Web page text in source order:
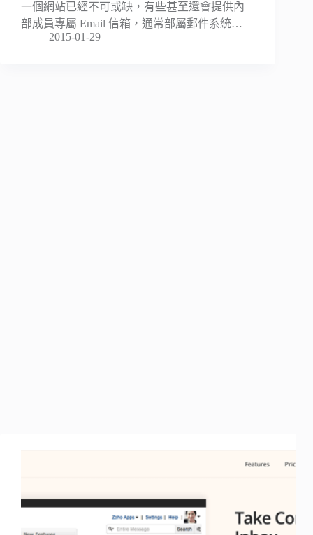
一個網站已經不可或缺，有些甚至還會提供內
部成員專屬 Email 信箱，通常部屬郵件系統…
2015-01-29